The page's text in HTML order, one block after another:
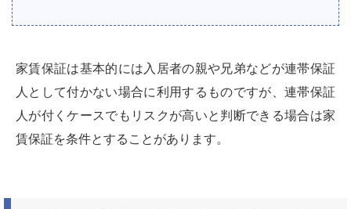
家賃保証は基本的には入居者の親や兄弟などが連帯保証
人として付かない場合に利用するものですが、連帯保証
人が付くケースでもリスクが高いと判断できる場合は家
賃保証を条件とすることがあります。